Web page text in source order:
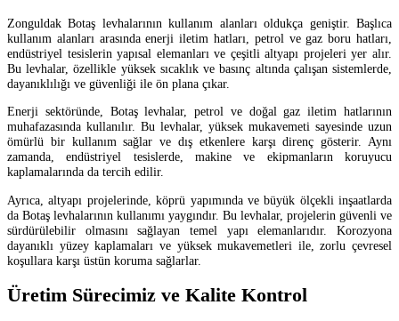
Zonguldak Botaş levhalarının kullanım alanları oldukça geniştir. Başlıca
kullanım alanları arasında enerji iletim hatları, petrol ve gaz boru hatları,
endüstriyel tesislerin yapısal elemanları ve çeşitli altyapı projeleri yer alır.
Bu levhalar, özellikle yüksek sıcaklık ve basınç altında çalışan sistemlerde,
dayanıklılığı ve güvenliği ile ön plana çıkar.
Enerji sektöründe, Botaş levhalar, petrol ve doğal gaz iletim hatlarının
muhafazasında kullanılır. Bu levhalar, yüksek mukavemeti sayesinde uzun
ömürlü bir kullanım sağlar ve dış etkenlere karşı direnç gösterir. Aynı
zamanda, endüstriyel tesislerde, makine ve ekipmanların koruyucu
kaplamalarında da tercih edilir.
Ayrıca, altyapı projelerinde, köprü yapımında ve büyük ölçekli inşaatlarda
da Botaş levhalarının kullanımı yaygındır. Bu levhalar, projelerin güvenli ve
sürdürülebilir olmasını sağlayan temel yapı elemanlarıdır. Korozyona
dayanıklı yüzey kaplamaları ve yüksek mukavemetleri ile, zorlu çevresel
koşullara karşı üstün koruma sağlarlar.
Üretim Sürecimiz ve Kalite Kontrol